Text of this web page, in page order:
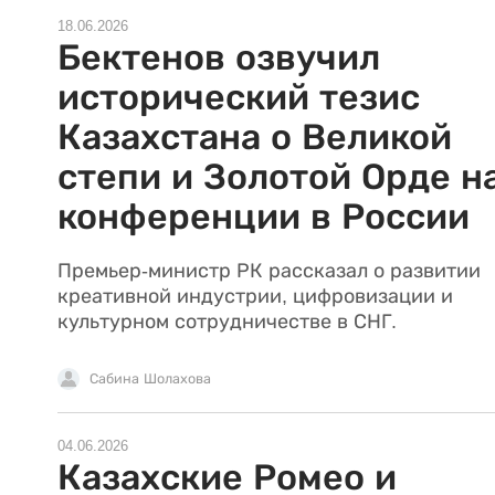
18.06.2026
Бектенов озвучил
исторический тезис
Казахстана о Великой
степи и Золотой Орде
конференции в России
Премьер-министр РК рассказал о развитии
креативной индустрии, цифровизации и
культурном сотрудничестве в СНГ.
Сабина Шолахова
04.06.2026
Казахские Ромео и